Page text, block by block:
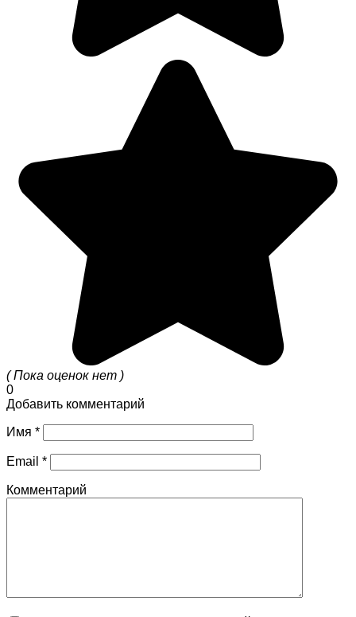
( Пока оценок нет )
0
Добавить комментарий
Имя *
Email *
Комментарий